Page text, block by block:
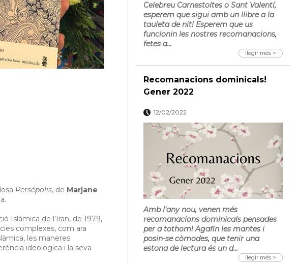
Persépolis, de Marjane
Islàmica de l’Iran, de 1979,
complexes, com ara
les maneres
ideològica i la seva
Celebreu Carnestoltes o Sant Valentí,
esperem que sigui amb un llibre a la
tauleta de nit! Esperem que us
funcionin les nostres recomanacions,
fetes a...
llegir més >
Recomanacions dominicals!
Gener 2022
12/02/2022
Amb l'any nou, venen més
recomanacions dominicals pensades
per a tothom! Agafin les mantes i
posin-se còmodes, que tenir una
estona de lectura és un d...
llegir més >